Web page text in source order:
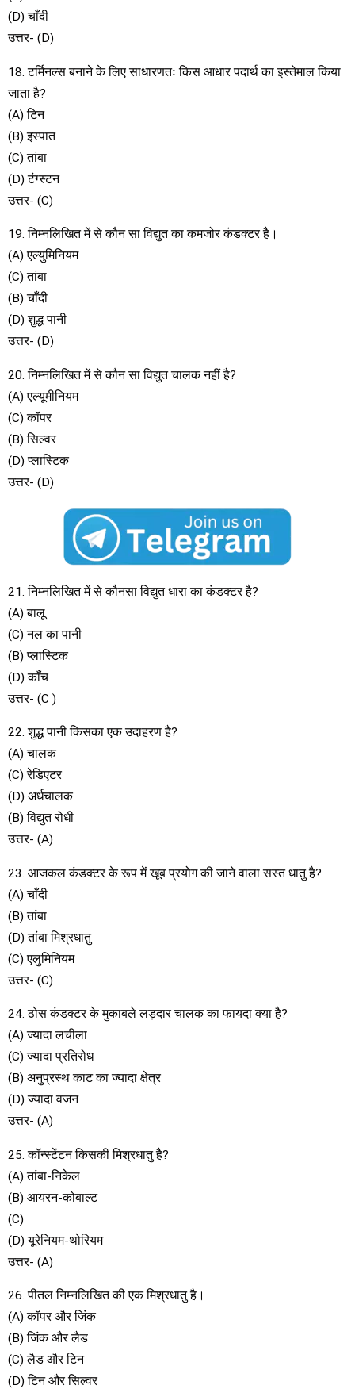
(D) चाँदी
उत्तर- (D)
18. टर्मिनल्स बनाने के लिए साधारणतः किस आधार पदार्थ का इस्तेमाल किया
जाता है?
(A) टिन
(B) इस्पात
(C) तांबा
(D) टंग्स्टन
उत्तर- (C)
19. निम्नलिखित में से कौन सा विद्युत का कमजोर कंडक्टर है।
(A) एल्युमिनियम
(C) तांबा
(B) चाँदी
(D) शुद्ध पानी
उत्तर- (D)
20. निम्नलिखित में से कौन सा विद्युत चालक नहीं है?
(A) एल्यूमीनियम
(C) कॉपर
(B) सिल्वर
(D) प्लास्टिक
उत्तर- (D)
21. निम्नलिखित में से कौनसा विद्युत धारा का कंडक्टर है?
(A) बालू
(C) नल का पानी
(B) प्लास्टिक
(D) काँच
उत्तर- (C )
22. शुद्ध पानी किसका एक उदाहरण है?
(A) चालक
(C) रेडिएटर
(D) अर्धचालक
(B) विद्युत रोधी
उत्तर- (A)
23. आजकल कंडक्टर के रूप में खूब प्रयोग की जाने वाला सस्त धातु है?
(A) चाँदी
(B) तांबा
(D) तांबा मिश्रधातु
(C) एलुमिनियम
उत्तर- (C)
24. ठोस कंडक्टर के मुकाबले लड़दार चालक का फायदा क्या है?
(A) ज्यादा लचीला
(C) ज्यादा प्रतिरोध
(B) अनुप्रस्थ काट का ज्यादा क्षेत्र
(D) ज्यादा वजन
उत्तर- (A)
25. कॉन्स्टेंटन किसकी मिश्रधातु है?
(A) तांबा-निकेल
(B) आयरन-कोबाल्ट
(C)
(D) यूरेनियम-थोरियम
उत्तर- (A)
26. पीतल निम्नलिखित की एक मिश्रधातु है।
(A) कॉपर और जिंक
(B) जिंक और लैड
(C) लैड और टिन
(D) टिन और सिल्वर